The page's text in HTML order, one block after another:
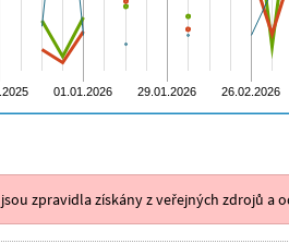
zpravidla získány z veřejných zdrojů a